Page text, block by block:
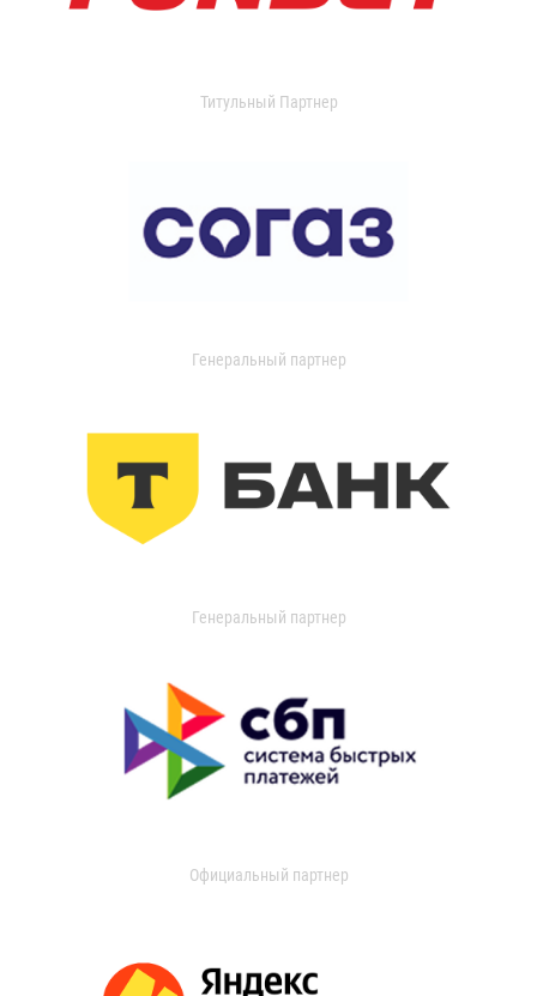
Титульный Партнер
Генеральный партнер
Генеральный партнер
Официальный партнер